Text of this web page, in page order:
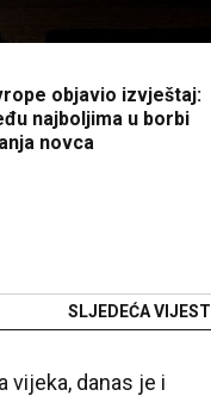
objavio izvještaj:
najboljima u borbi
novca
SLJEDEĆA VIJEST
vijeka, danas je i